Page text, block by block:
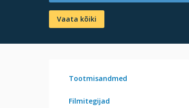
Vaata kõiki
Tootmisandmed
Filmitegijad